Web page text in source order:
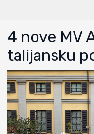
4 nove MV
talijansku